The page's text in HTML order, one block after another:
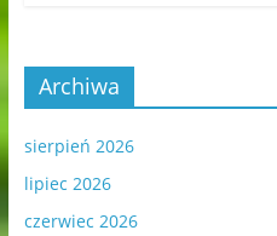
Archiwa
sierpień 2026
lipiec 2026
czerwiec 2026